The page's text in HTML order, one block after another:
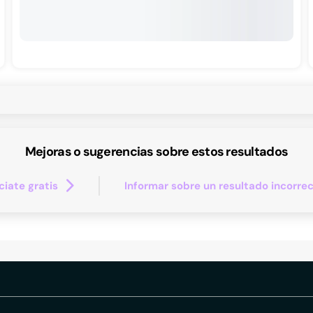
Mejoras o sugerencias sobre estos resultados
gratis Informar sobre un resultado